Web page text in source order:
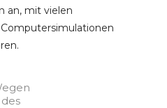
an, mit vielen
des